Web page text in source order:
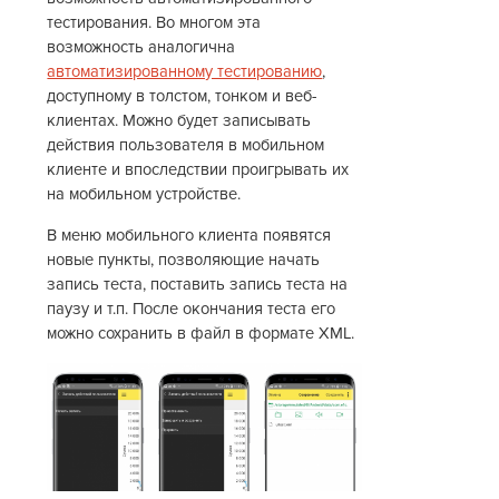
тестирования. Во многом эта
возможность аналогична
автоматизированному тестированию,
доступному в толстом, тонком и веб-
клиентах. Можно будет записывать
действия пользователя в мобильном
клиенте и впоследствии проигрывать их
на мобильном устройстве.
В меню мобильного клиента появятся
новые пункты, позволяющие начать
запись теста, поставить запись теста на
паузу и т.п. После окончания теста его
можно сохранить в файл в формате XML.